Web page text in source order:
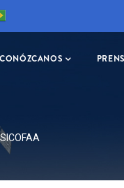
CONÓZCANOS